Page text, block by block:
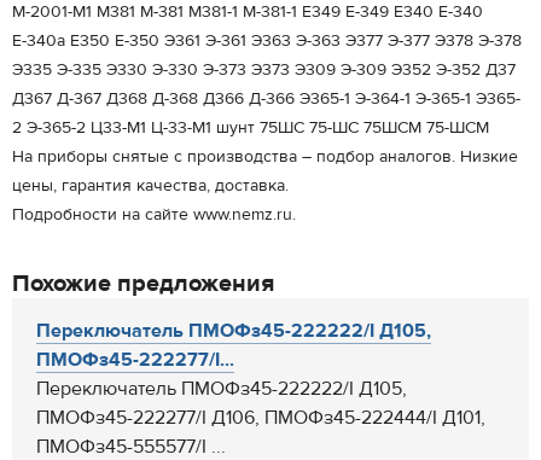
М-2001-М1 М381 М-381 М381-1 М-381-1 Е349 Е-349 Е340 Е-340
Е-340а Е350 Е-350 Э361 Э-361 Э363 Э-363 Э377 Э-377 Э378 Э-378
Э335 Э-335 Э330 Э-330 Э-373 Э373 Э309 Э-309 Э352 Э-352 Д37
Д367 Д-367 Д368 Д-368 Д366 Д-366 Э365-1 Э-364-1 Э-365-1 Э365-
2 Э-365-2 Ц33-М1 Ц-33-М1 шунт 75ШС 75-ШС 75ШСМ 75-ШСМ
На приборы снятые с производства – подбор аналогов. Низкие
цены, гарантия качества, доставка.
Подробности на сайте www.nemz.ru.
Похожие предложения
Переключатель ПМОФз45-222222/I Д105,
ПМОФз45-222277/I...
Переключатель ПМОФз45-222222/I Д105,
ПМОФз45-222277/I Д106, ПМОФз45-222444/I Д101,
ПМОФз45-555577/I ...